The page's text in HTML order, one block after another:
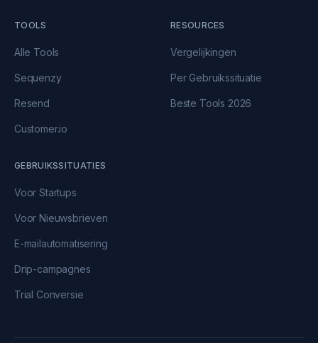
TOOLS
Alle Tools
Sequenzy
Resend
Customer.io
RESOURCES
Vergelijkingen
Per Gebruikssituatie
Beste Tools 2026
GEBRUIKSSITUATIES
Voor Startups
Voor Nieuwsbrieven
E-mailautomatisering
Drip-campagnes
Trial Conversie